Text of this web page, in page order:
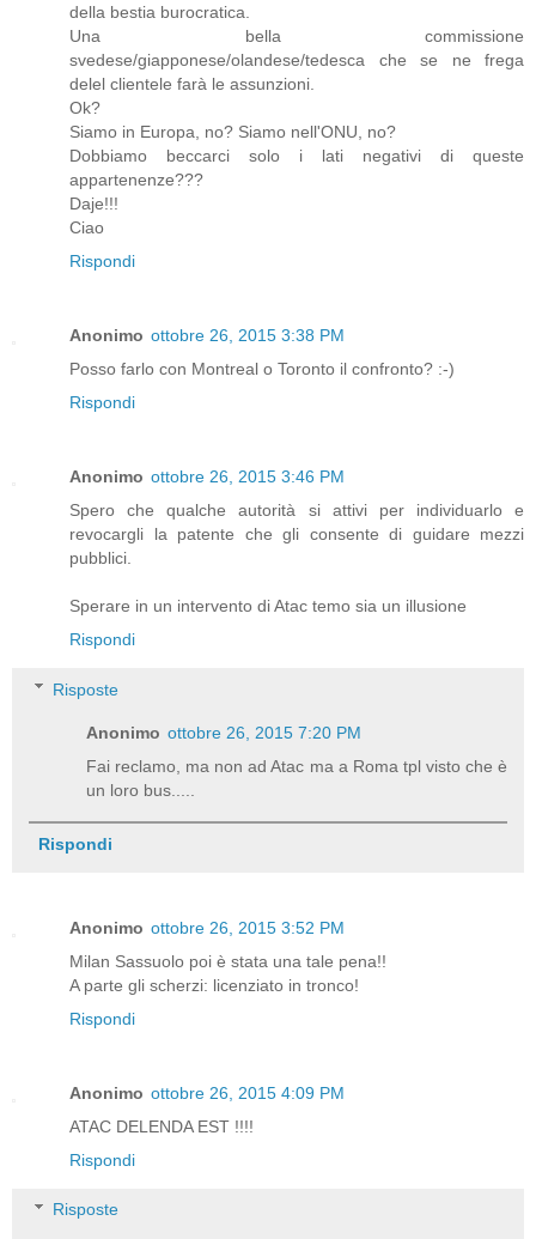
della bestia burocratica.
Una bella commissione
svedese/giapponese/olandese/tedesca che se ne frega
delel clientele farà le assunzioni.
Ok?
Siamo in Europa, no? Siamo nell'ONU, no?
Dobbiamo beccarci solo i lati negativi di queste
appartenenze???
Daje!!!
Ciao
Rispondi
Anonimo ottobre 26, 2015 3:38 PM
Posso farlo con Montreal o Toronto il confronto? :-)
Rispondi
Anonimo ottobre 26, 2015 3:46 PM
Spero che qualche autorità si attivi per individuarlo e
revocargli la patente che gli consente di guidare mezzi
pubblici.
Sperare in un intervento di Atac temo sia un illusione
Rispondi
Risposte
Anonimo ottobre 26, 2015 7:20 PM
Fai reclamo, ma non ad Atac ma a Roma tpl visto che è
un loro bus.....
Rispondi
Anonimo ottobre 26, 2015 3:52 PM
Milan Sassuolo poi è stata una tale pena!!
A parte gli scherzi: licenziato in tronco!
Rispondi
Anonimo ottobre 26, 2015 4:09 PM
ATAC DELENDA EST !!!!
Rispondi
Risposte